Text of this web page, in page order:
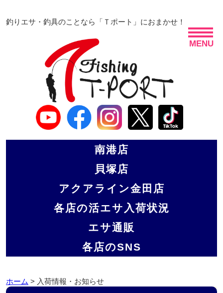
MENU
釣りエサ・釣具のことなら「Ｔポート」におまかせ！
南港店
貝塚店
アクアライン金田店
各店の活エサ入荷状況
エサ通販
各店のSNS
ホーム > 入荷情報・お知らせ